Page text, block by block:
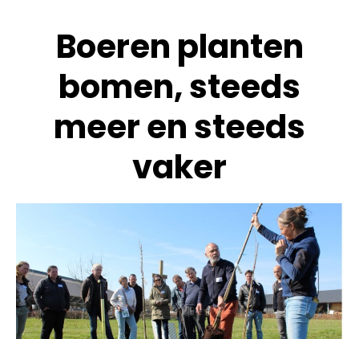
Boeren planten
bomen, steeds
meer en steeds
vaker